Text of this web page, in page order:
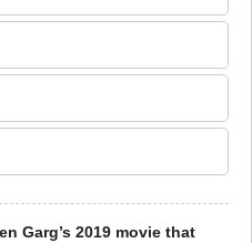
Garg’s 2019 movie that